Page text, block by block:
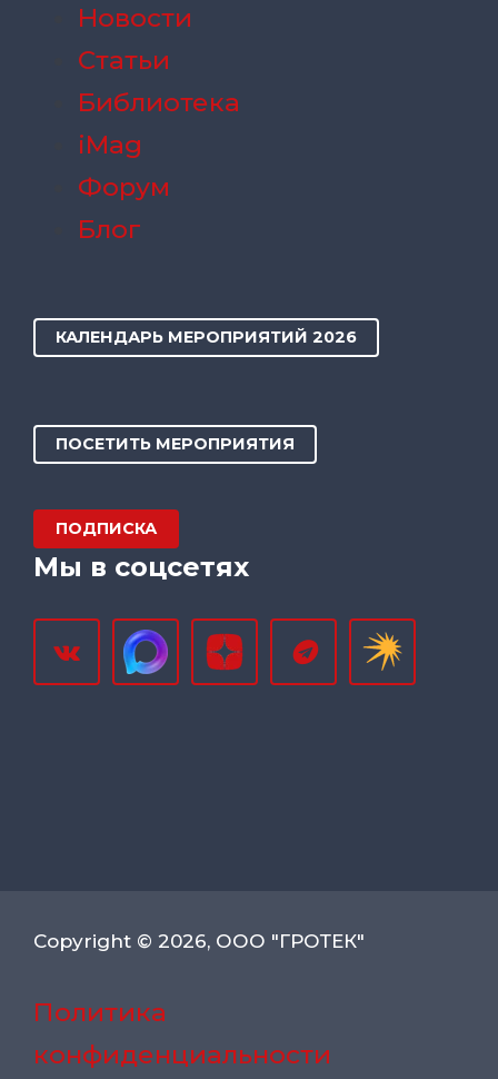
Новости
Статьи
Библиотека
iMag
Форум
Блог
КАЛЕНДАРЬ МЕРОПРИЯТИЙ 2026
ПОСЕТИТЬ МЕРОПРИЯТИЯ
ПОДПИСКА
Мы в соцсетях
Copyright © 2026, ООО "ГРОТЕК"
Политика
конфиденциальности